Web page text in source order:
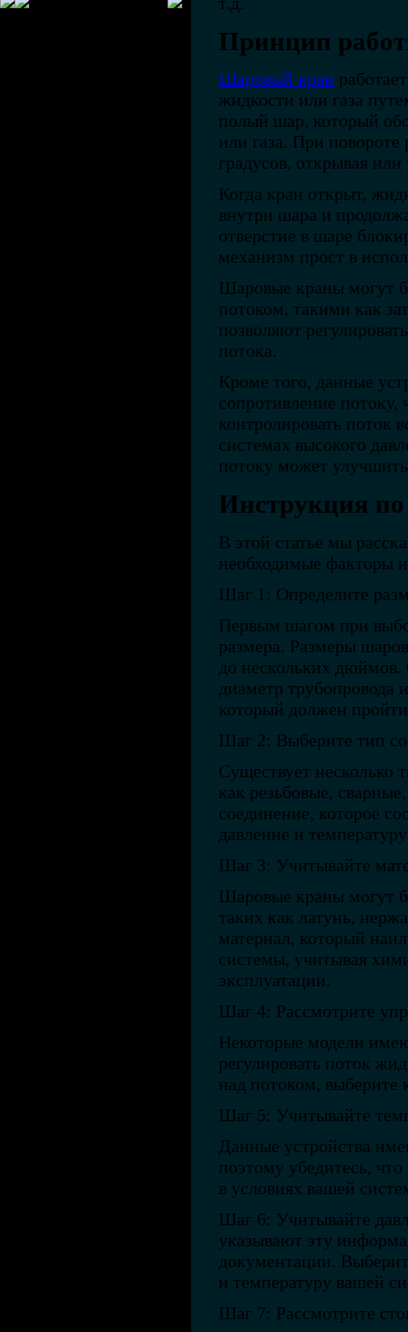
Принцип
Шаровый кран
жидкости или газа
полый шар, который
или газа. При повороте
градусов, открывая
Когда кран открыт,
внутри шара и
отверстие в шаре
механизм прост в
Шаровые краны могут
потоком, такими как
позволяют
потока.
Кроме того, данные
сопротивление потоку,
контролировать поток
системах высокого
потоку может
Инструкция
В этой статье мы
необходимые факторы
Шаг 1: Определите
Первым шагом при
размера. Размеры
до нескольких
диаметр трубопровода
который должен
Шаг 2: Выберите тип
Существует несколько
как резьбовые,
соединение, которое
давление и
Шаг 3: Учитывайте
Шаровые краны могут
таких как латунь,
материал, который
системы, учитывая
эксплуатации.
Шаг 4: Рассмотрите
Некоторые модели
регулировать поток
над потоком, выберите
Шаг 5: Учитывайте
Данные устройства
поэтому убедитесь,
в условиях вашей
Шаг 6: Учитывайте
указывают эту
документации.
и температуру вашей
Шаг 7: Рассмотрите